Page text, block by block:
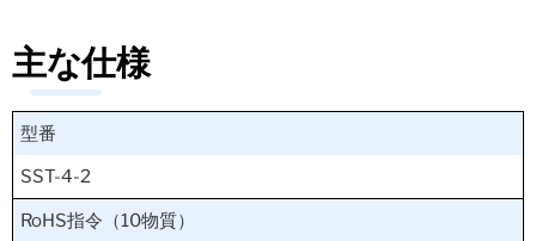
主な仕様
型番
SST-4-2
RoHS指令（10物質）